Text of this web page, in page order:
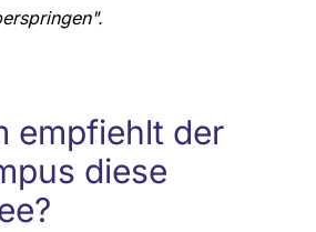
empfiehlt der
diese